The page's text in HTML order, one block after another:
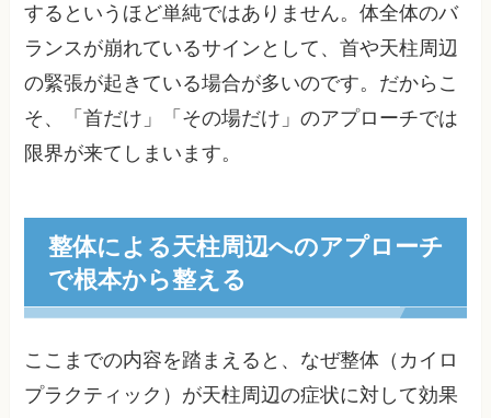
するというほど単純ではありません。体全体のバ
ランスが崩れているサインとして、首や天柱周辺
の緊張が起きている場合が多いのです。だからこ
そ、「首だけ」「その場だけ」のアプローチでは
限界が来てしまいます。
整体による天柱周辺へのアプローチ
で根本から整える
ここまでの内容を踏まえると、なぜ整体（カイロ
プラクティック）が天柱周辺の症状に対して効果